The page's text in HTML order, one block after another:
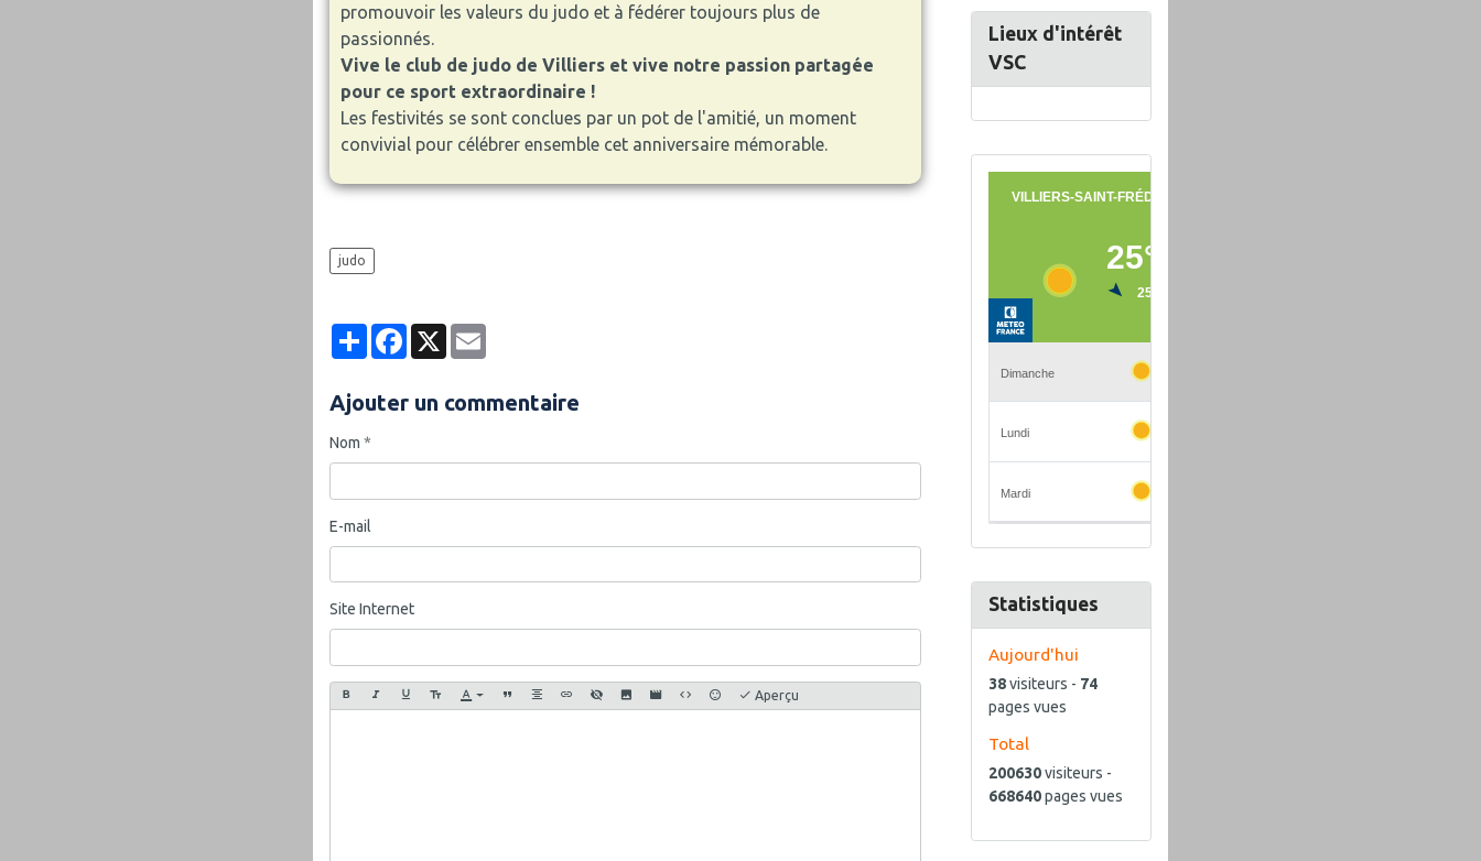
promouvoir les valeurs du judo et à fédérer toujours plus de
passionnés.
Vive le club de judo de Villiers et vive notre passion partagée
pour ce sport extraordinaire !
Les festivités se sont conclues par un pot de l'amitié, un moment
convivial pour célébrer ensemble cet anniversaire mémorable.
judo
PartagerFacebook
X Email
Ajouter un commentaire
Nom
E-mail
Site Internet
Aperçu
Lieux d'intérêt
VSC
Statistiques
Aujourd'hui
38visiteurs - 74
pages vues
Total
200630visiteurs -
668640pages vues